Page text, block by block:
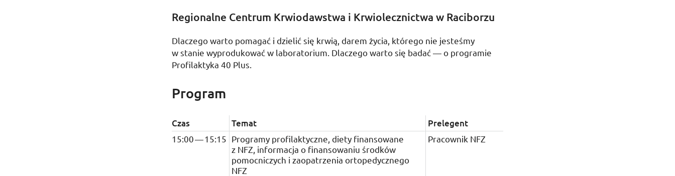
Regionalne Centrum Krwiodawstwa i Krwiolecznictwa w Raciborzu
Dlaczego warto pomagać i dzielić się krwią, darem życia, którego nie jesteśmy
w stanie wyprodukować w laboratorium. Dlaczego warto się badać — o programie
Profilaktyka 40 Plus.
Program
Czas Temat Prelegent
15:00—15:15 Programy profilaktyczne, diety finansowane
z NFZ , informacja o finansowaniu środków
pomocniczych i zaopatrzenia ortopedycznego
NFZ
Pracownik NFZ